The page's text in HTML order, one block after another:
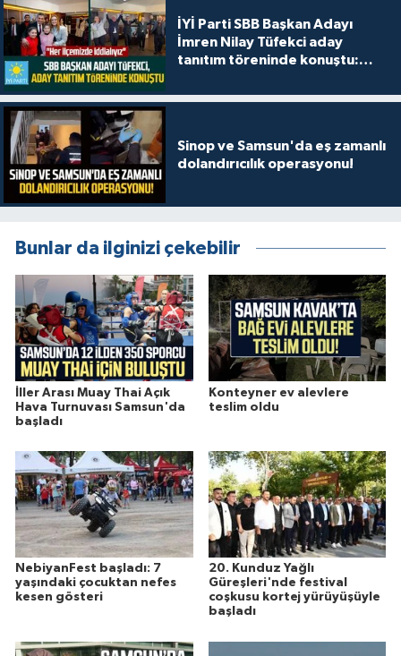
İYİ Parti SBB Başkan Adayı
İmren Nilay Tüfekci aday
tanıtım töreninde konuştu:
Sinop ve Samsun'da eş zamanlı
dolandırıcılık operasyonu!
Bunlar da ilginizi çekebilir
İller Arası Muay Thai Açık
Hava Turnuvası Samsun'da
başladı
Konteyner ev alevlere
teslim oldu
NebiyanFest başladı: 7
yaşındaki çocuktan nefes
kesen gösteri
20. Kunduz Yağlı
Güreşleri'nde festival
coşkusu kortej yürüyüşüyle
başladı